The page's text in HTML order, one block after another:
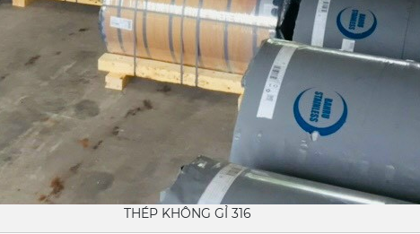
THÉP KHÔNG GỈ 316